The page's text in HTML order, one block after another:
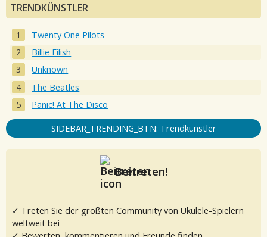
TRENDKÜNSTLER
Twenty One Pilots
Billie Eilish
Unknown
The Beatles
Panic! At The Disco
SIDEBAR_TRENDING_BTN: Trendkünstler
Beitreten!
✓ Treten Sie der größten Community von Ukulele-Spielern
weltweit bei